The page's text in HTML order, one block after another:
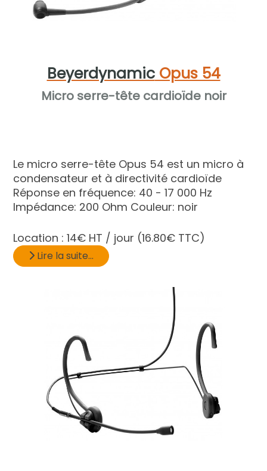
BeyerdynamicOpus 54
Micro serre-tête cardioïde noir
Le micro serre-tête Opus 54 est un micro à
condensateur et à directivité cardioïde
Réponse en fréquence: 40 - 17 000 Hz
Impédance: 200 Ohm Couleur: noir
Location :14€ HT / jour (16.80€ TTC)
Lire la suite...